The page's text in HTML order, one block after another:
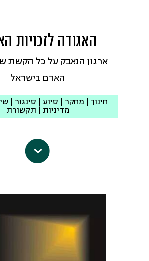
האגודה לזכויות
ארגון הנאבק על כל הקשת
האדם בישראל
חינוך | מחקר | סיוע | סינגור |
מדיניות | תקשורת
האגודה לזכויות האזרח
1972, והיא ארגון זכויות
ארגון זכויות האדם היחיד
קשת זכויות האדם: מחופש
הזכות לדיור, מהגנה על
בשטחים הכבושים ועד להגנה